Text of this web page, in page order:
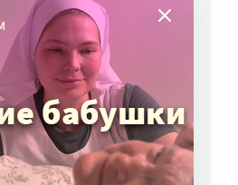
сделать сетку
гибкой
ожидается в конце